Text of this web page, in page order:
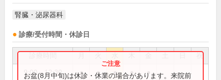
腎臓・泌尿器科
診療/受付時間・休診日
祝
9:00～12:30 ● ● ● ● ●
お盆(8月中旬)は休診・休業の場合があります。来院前